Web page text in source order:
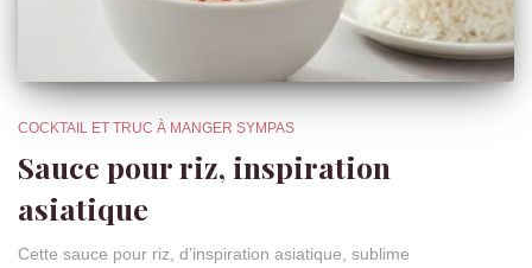
COCKTAIL ET TRUC À MANGER SYMPAS
Sauce pour riz, inspiration
asiatique
Cette sauce pour riz, d’inspiration asiatique, sublime